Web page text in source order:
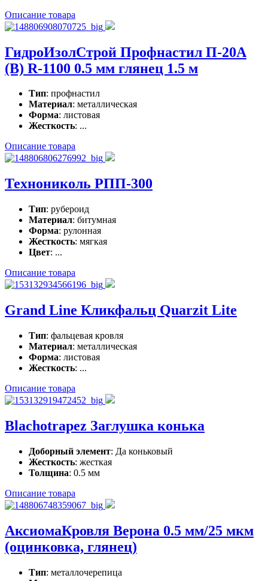
Описание товара
ГидроИзолСтрой Профнастил П-20А
(В) R-1100 0.5 мм глянец 1.5 м
Тип: профнастил
Материал: металлическая
Форма: листовая
Жесткость: ...
Описание товара
Технониколь РПП-300
Тип: рубероид
Материал: битумная
Форма: рулонная
Жесткость: мягкая
Цвет: ...
Описание товара
Grand Line Кликфальц Quarzit Lite
Тип: фальцевая кровля
Материал: металлическая
Форма: листовая
Жесткость: ...
Описание товара
Blachotrapez Заглушка конька
Доборный элемент: Да коньковый
Жесткость: жесткая
Толщина: 0.5 мм
Описание товара
АксиомаКровля Верона 0.5 мм/25 мкм
(оцинковка, глянец)
Тип: металлочерепица